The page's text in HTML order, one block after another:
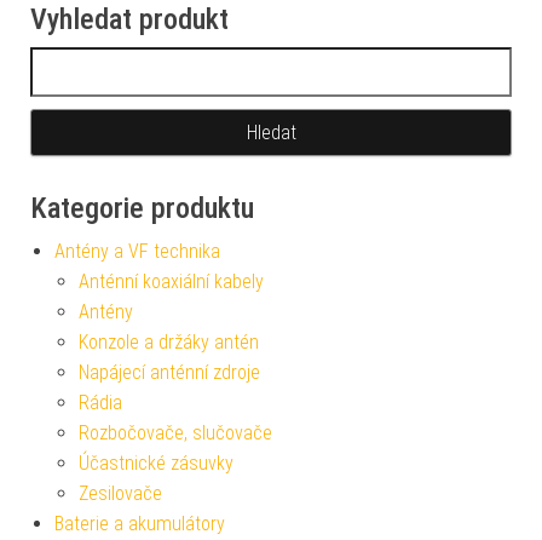
Vyhledat produkt
Kategorie produktu
Antény a VF technika
Anténní koaxiální kabely
Antény
Konzole a držáky antén
Napájecí anténní zdroje
Rádia
Rozbočovače, slučovače
Účastnické zásuvky
Zesilovače
Baterie a akumulátory